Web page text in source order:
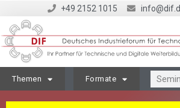
+49 2152 1015
Themen Formate